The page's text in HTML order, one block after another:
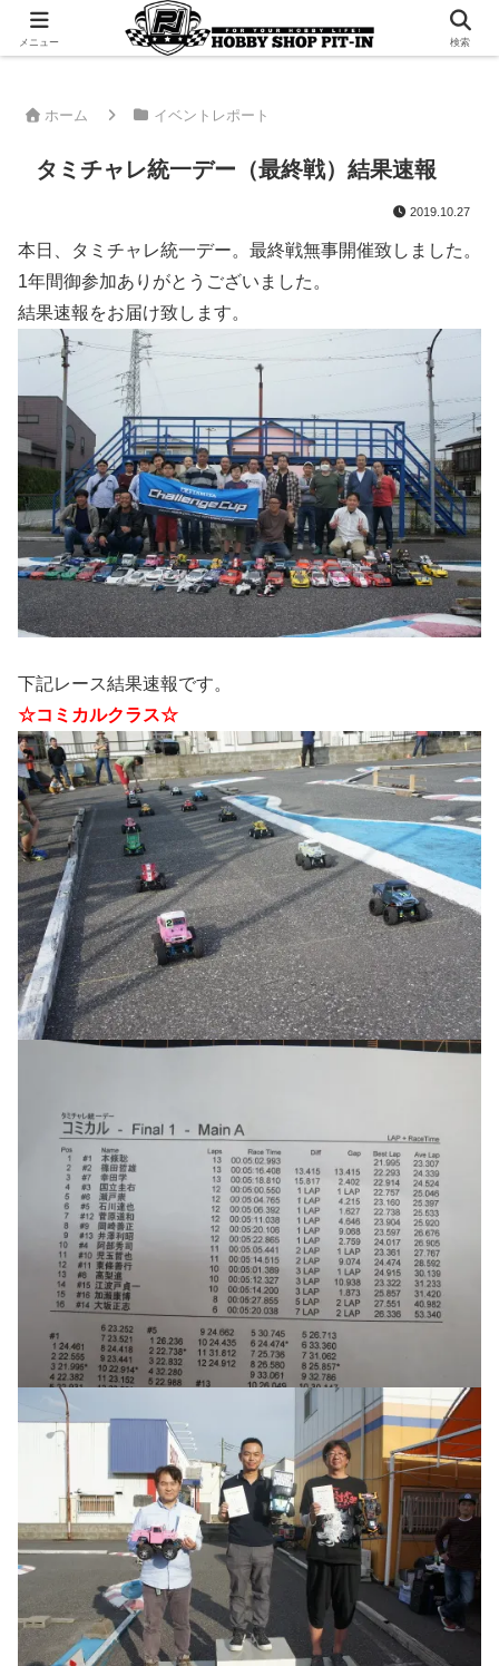
千葉県君津市でラジコンやプラモデルを販売。 ピットインのウェブサイトです
ホーム イベントレポート
タミチャレ統一デー（最終戦）結果速報
2019.10.27
本日、タミチャレ統一デー。最終戦無事開催致しました。
1年間御参加ありがとうございました。
結果速報をお届け致します。
下記レース結果速報です。
☆コミカルクラス☆
メニュー 検索